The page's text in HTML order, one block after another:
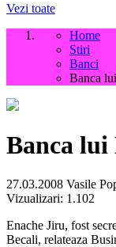
Vezi toate
Home
Stiri
Banci
Banca
Banca lui
27.03.2008 Vasile
Vizualizari: 1.102
Enache Jiru, fost
Becali, relateaza